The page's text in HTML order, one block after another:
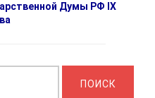
Думы РФ IX